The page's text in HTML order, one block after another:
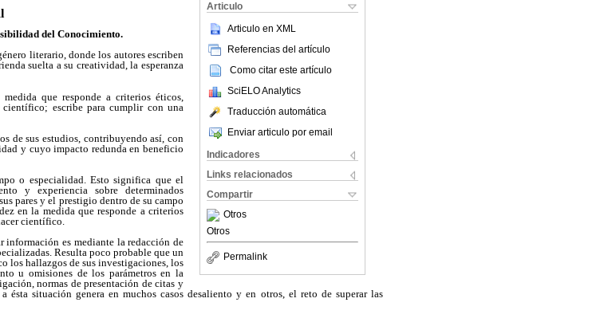
Articulo
Articulo en XML
Referencias del artículo
Como citar este artículo
SciELO Analytics
Traducción automática
Enviar articulo por email
Indicadores
Links relacionados
Compartir
Otros
Otros
Permalink
del Conocimiento.
literario, donde los autores escriben
suelta a su creatividad, la esperanza
que responde a criterios éticos,
escribe para cumplir con una
de sus estudios, contribuyendo así, con
y cuyo impacto redunda en beneficio
o especialidad. Esto significa que el
y experiencia sobre determinados
pares y el prestigio dentro de su campo
en la medida que responde a criterios
científico.
información es mediante la redacción de
Resulta poco probable que un
los hallazgos de sus investigaciones, los
u omisiones de los parámetros en la
normas de presentación de citas y
ésta situación genera en muchos casos desaliento y en otros, el reto de superar las